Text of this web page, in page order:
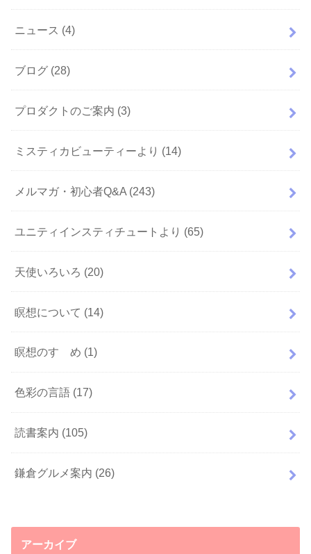
ニュース (4)
ブログ (28)
プロダクトのご案内 (3)
ミスティカビューティーより (14)
メルマガ・初心者Q&A (243)
ユニティインスティチュートより (65)
天使いろいろ (20)
瞑想について (14)
瞑想のすゝめ (1)
色彩の言語 (17)
読書案内 (105)
鎌倉グルメ案内 (26)
アーカイブ